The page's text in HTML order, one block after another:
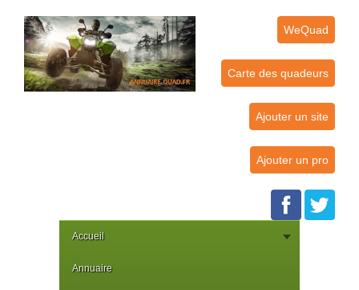
WeQuad
Carte des quadeurs
Ajouter un site
Ajouter un pro
Accueil
Annuaire